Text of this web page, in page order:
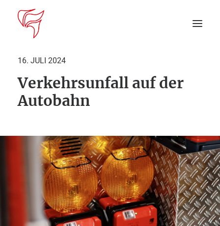
Startseite
DEIN EINSATZ
Suche
16. JULI 2024
Verkehrsunfall auf der
Autobahn